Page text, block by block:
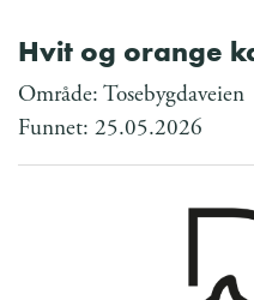
Hvit og orange
Område: Tosebygdaveien
Funnet: 25.05.2026